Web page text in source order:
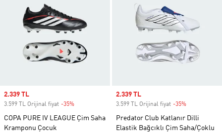
Sale price
2.339 TL
3.599 TL Orijinal fiyat -35%
COPA PURE IV LEAGUE Çim Saha
Kramponu Çocuk
Sale price
2.339 TL
3.599 TL Orijinal fiyat -35%
Predator Club Katlanır Dilli
Elastik Bağcıklı Çim Saha/Çoklu